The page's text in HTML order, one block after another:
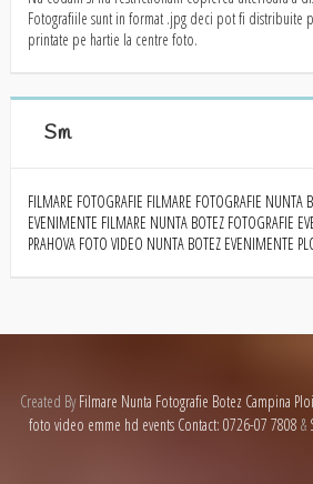
Fotografiile sunt in format .jpg deci pot fi distribuite
printate pe hartie la centre foto.
Sm
FILMARE FOTOGRAFIE FILMARE FOTOGRAFIE NUNTA
EVENIMENTE FILMARE NUNTA BOTEZ FOTOGRAFIE
PRAHOVA FOTO VIDEO NUNTA BOTEZ EVENIMENTE
Created ByFilmare Nunta Fotografie Botez Campina
foto video emme hd events Contact: 0726-07 7808 &